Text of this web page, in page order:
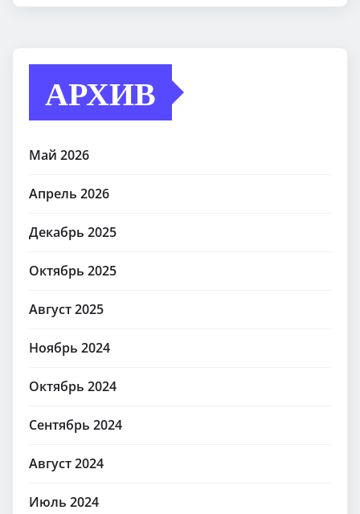
АРХИВ
Май 2026
Апрель 2026
Декабрь 2025
Октябрь 2025
Август 2025
Ноябрь 2024
Октябрь 2024
Сентябрь 2024
Август 2024
Июль 2024